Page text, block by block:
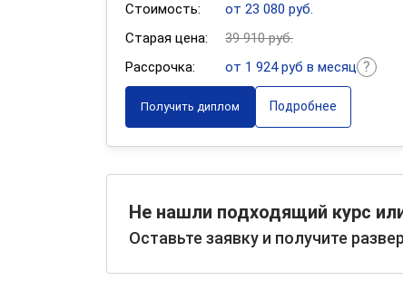
Стоимость:
от 23 080 руб.
Старая цена:
39 910 руб.
Рассрочка:
от 1 924 руб в месяц
Получить диплом Подробнее
Не нашли подходящий курс
Оставьте заявку и получите